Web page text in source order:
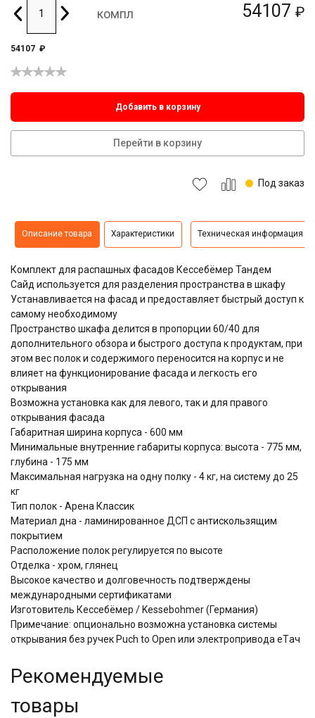
54107 ₽
компл
54107 ₽
Добавить в корзину
Перейти в корзину
Под заказ
Описание товара Характеристики Техническая информация
Комплект для распашных фасадов Кессебёмер Тандем
Сайд используется для разделения пространства в шкафу
Устанавливается на фасад и предоставляет быстрый доступ к
самому необходимому
Пространство шкафа делится в пропорции 60/40 для
дополнительного обзора и быстрого доступа к продуктам, при
этом вес полок и содержимого переносится на корпус и не
влияет на функционирование фасада и легкость его
открывания
Возможна установка как для левого, так и для правого
открывания фасада
Габаритная ширина корпуса - 600 мм
Минимальные внутренние габариты корпуса: высота - 775 мм,
глубина - 175 мм
Максимальная нагрузка на одну полку - 4 кг, на систему до 25
кг
Тип полок - Арена Классик
Материал дна - ламинированное ДСП с антискользящим
покрытием
Расположение полок регулируется по высоте
Отделка - хром, глянец
Высокое качество и долговечность подтверждены
международными сертификатами
Изготовитель Кессебёмер / Kessebohmer (Германия)
Примечание: опционально возможна установка системы
открывания без ручек Puch to Open или электропривода eTач
Рекомендуемые
товары